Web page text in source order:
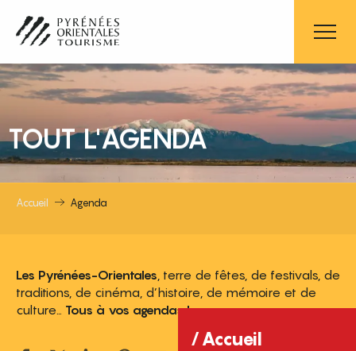
contenu
principal
Accueil
TOUT L'AGENDA
Accueil Agenda
Les Pyrénées-Orientales , terre de fêtes, de festivals, de
traditions, de cinéma, d’histoire, de mémoire et de
culture… Tous à vos agendas !